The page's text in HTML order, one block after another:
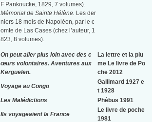
F Pankoucke, 1829, 7 volumes).
Mémorial de Sainte Hélène. Les der
niers 18 mois de Napoléon, par le c
omte de Las Cases (chez l’auteur, 1
823, 8 volumes).
On peut aller plus loin avec des c
œurs volontaires. Aventures aux
Kerguelen.
La lettre et la plu
me Le livre de Po
che 2012
Voyage au Congo
Gallimard 1927 e
t 1928
Les Malédictions
Phébus 1991
Ils voyageaient la France
Le livre de poche
1981